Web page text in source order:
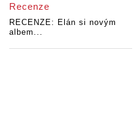
Recenze
RECENZE: Elán si novým
albem...